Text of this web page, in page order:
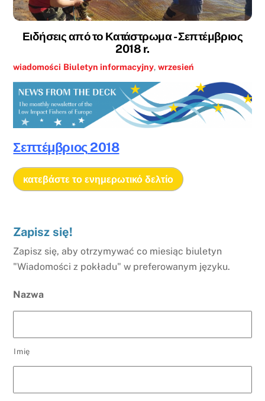
Ειδήσεις από το Κατάστρωμα - Σεπτέμβριος
2018 r.
wiadomości Biuletyn informacyjny,wrzesień
Σεπτέμβριος2018
κατεβάστε το ενημερωτικό δελτίο
Zapisz się!
Zapisz się, aby otrzymywać co miesiąc biuletyn
"Wiadomości z pokładu" w preferowanym języku.
Nazwa
Imię